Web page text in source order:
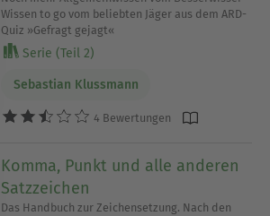
Wissen to go vom beliebten Jäger aus dem ARD-
Quiz »Gefragt gejagt«
Serie (Teil 2)
Sebastian Klussmann
4 Bewertungen
Komma, Punkt und alle anderen
Satzzeichen
Das Handbuch zur Zeichensetzung. Nach den